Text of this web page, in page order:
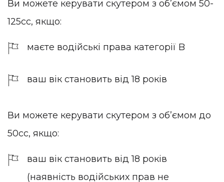
Ви можете керувати скутером з обʼємом 50-
125сс, якщо:
маєте водійські права категорії B
ваш вік становить від 18 років
Ви можете керувати скутером з обʼємом до
50сс, якщо:
ваш вік становить від 18 років
(наявність водійських прав не